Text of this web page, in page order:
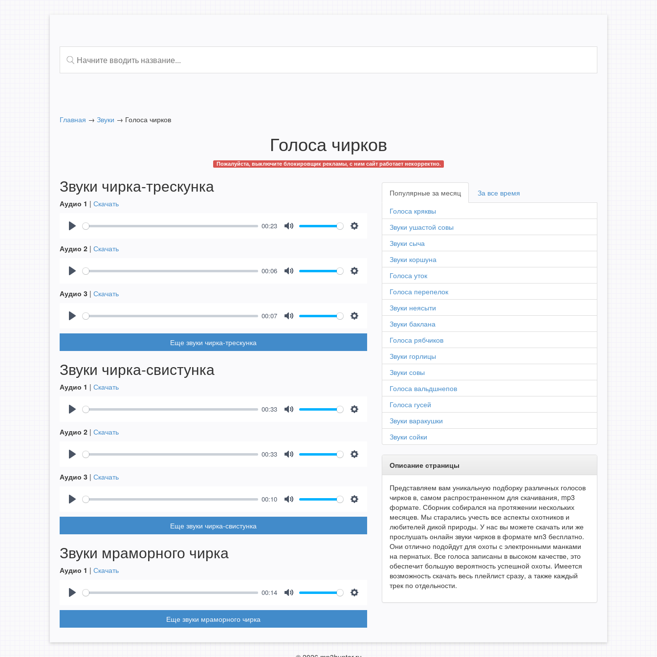
Главная → Звуки → Голоса чирков
Голоса чирков
Пожалуйста, выключите блокировщик рекламы, с ним сайт работает некорректно.
Звуки чирка-трескунка
Аудио 1 | Скачать
00:23
Аудио 2 | Скачать
00:06
Аудио 3 | Скачать
00:07
Еще звуки чирка-трескунка
Звуки чирка-свистунка
Аудио 1 | Скачать
00:33
Аудио 2 | Скачать
00:33
Аудио 3 | Скачать
00:10
Еще звуки чирка-свистунка
Звуки мраморного чирка
Аудио 1 | Скачать
00:14
Еще звуки мраморного чирка
Популярные за месяц
За все время
Голоса кряквы
Звуки ушастой совы
Звуки сыча
Звуки коршуна
Голоса уток
Голоса перепелок
Звуки неясыти
Звуки баклана
Голоса рябчиков
Звуки горлицы
Звуки совы
Голоса вальдшнепов
Голоса гусей
Звуки варакушки
Звуки сойки
Описание страницы
Представляем вам уникальную подборку различных голосов
чирков в, самом распространенном для скачивания, mp3
формате. Сборник собирался на протяжении нескольких
месяцев. Мы старались учесть все аспекты охотников и
любителей дикой природы. У нас вы можете скачать или же
прослушать онлайн звуки чирков в формате мп3 бесплатно.
Они отлично подойдут для охоты с электронными манками
на пернатых. Все голоса записаны в высоком качестве, это
обеспечит большую вероятность успешной охоты. Имеется
возможность скачать весь плейлист сразу, а также каждый
трек по отдельности.